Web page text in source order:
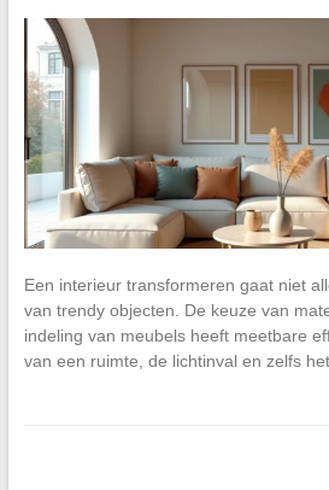
Een interieur transformeren gaat niet
van trendy objecten. De keuze van
indeling van meubels heeft meetbare
van een ruimte, de lichtinval en zelfs